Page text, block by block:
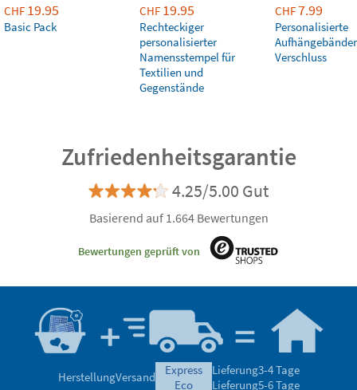
CHF 19.95
Basic Pack
CHF 19.95
Rechteckiger
personalisierter
Namensstempel für
Textilien und
Gegenstände
CHF7.99
Personalisierte
Verschluss
Zufriedenheitsgarantie
4.25/5.00 Gut
Basierend auf 1.664 Bewertungen
Bewertungen geprüft von
HerstellungVersand
express
eco
Lieferung3-4 Tage
Lieferung5-6 Tage